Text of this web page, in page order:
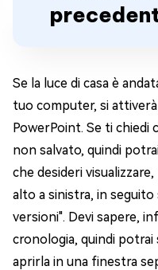
Se la luce di casa è
tuo computer, si
PowerPoint. Se ti chiedi
non salvato, quindi
che desideri
alto a sinistra, in
versioni". Devi sapere,
cronologia, quindi potrai
aprirla in una finestra